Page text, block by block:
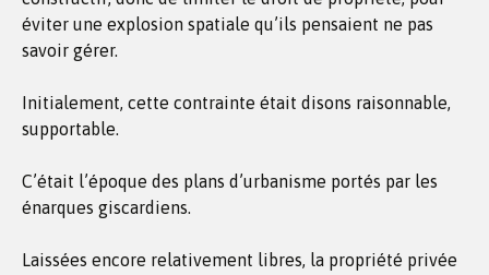
éviter une explosion spatiale qu’ils pensaient ne pas
savoir gérer.
Initialement, cette contrainte était disons raisonnable,
supportable.
C’était l’époque des plans d’urbanisme portés par les
énarques giscardiens.
Laissées encore relativement libres, la propriété privée